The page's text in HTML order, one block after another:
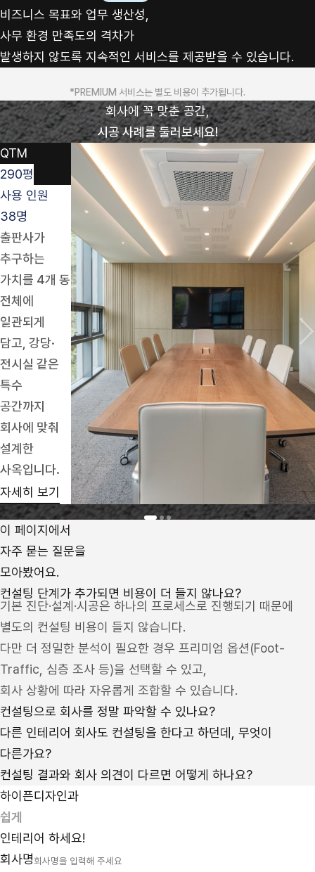
비즈니스 목표와 업무 생산성,
사무 환경 만족도의 격차가
발생하지 않도록 지속적인 서비스를 제공받을 수 있습니다.
*PREMIUM 서비스는 별도 비용이 추가됩니다.
회사에 꼭 맞춘 공간,
시공 사례를 둘러보세요!
QTM
290평
사용 인원
38명
출판사가
추구하는
가치를 4개 동
전체에
일관되게
담고, 강당·
전시실 같은
특수
공간까지
회사에 맞춰
설계한
사옥입니다.
자세히 보기
이 페이지에서
자주 묻는 질문을
모아봤어요.
컨설팅 단계가 추가되면 비용이 더 들지 않나요?
기본 진단·설계·시공은 하나의 프로세스로 진행되기 때문에
별도의 컨설팅 비용이 들지 않습니다.
다만 더 정밀한 분석이 필요한 경우 프리미엄 옵션(Foot-
Traffic, 심층 조사 등)을 선택할 수 있고,
회사 상황에 따라 자유롭게 조합할 수 있습니다.
컨설팅으로 회사를 정말 파악할 수 있나요?
다른 인테리어 회사도 컨설팅을 한다고 하던데, 무엇이
다른가요?
컨설팅 결과와 회사 의견이 다르면 어떻게 하나요?
하이픈디자인과
인테리어 하세요!
회사명
담당자 성함/직함